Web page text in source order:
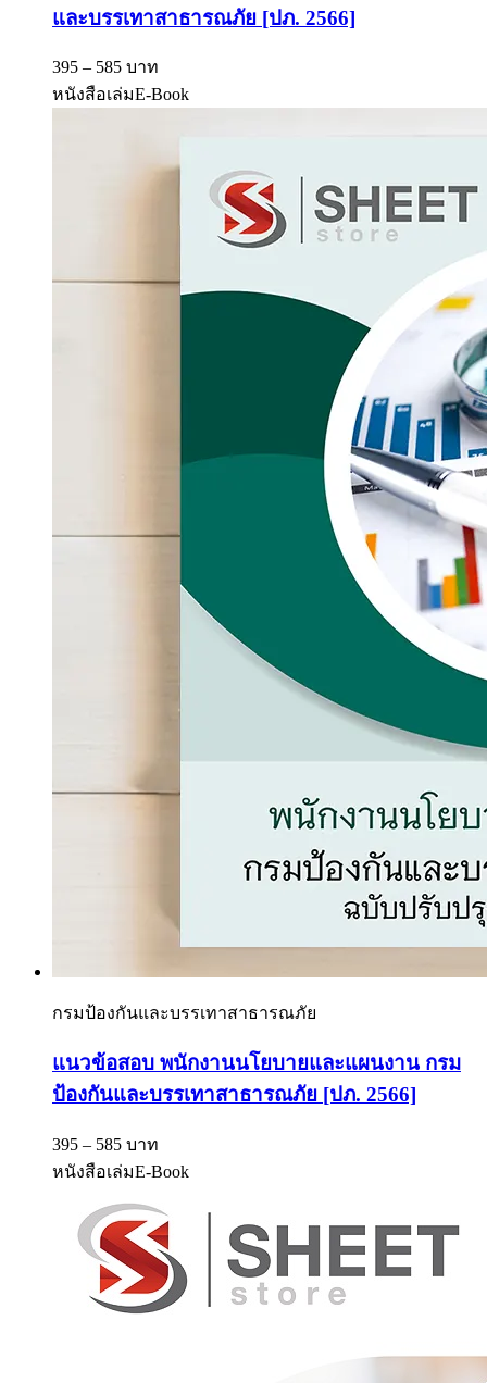
และบรรเทาสาธารณภัย [ปภ. 2566]
395 – 585 บาท
หนังสือเล่มE-Book
กรมป้องกันและบรรเทาสาธารณภัย
แนวข้อสอบ พนักงานนโยบายและแผนงาน กรม
ป้องกันและบรรเทาสาธารณภัย [ปภ. 2566]
395 – 585 บาท
หนังสือเล่มE-Book